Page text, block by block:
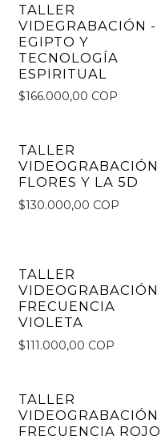
TALLER
VIDEGRABACIÓN -
EGIPTO Y
TECNOLOGÍA
ESPIRITUAL
$166.000,00 COP
TALLER
VIDEOGRABACIÓN
FLORES Y LA 5D
$130.000,00 COP
TALLER
VIDEOGRABACIÓN
FRECUENCIA
VIOLETA
$111.000,00 COP
TALLER
VIDEOGRABACIÓN
FRECUENCIA ROJO